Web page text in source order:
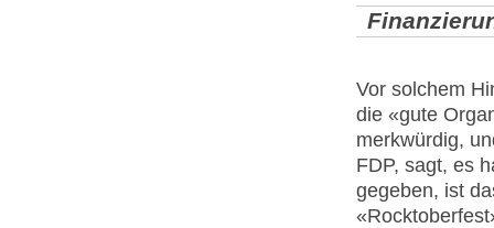
Vor solchem
die «gute
merkwürdig,
FDP, sagt, es
gegeben, ist